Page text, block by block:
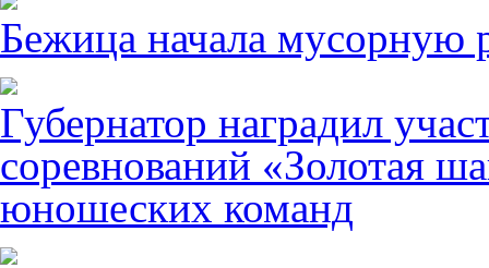
Бежица начала мусорную
Губернатор наградил
соревнований «Золотая
юношеских команд